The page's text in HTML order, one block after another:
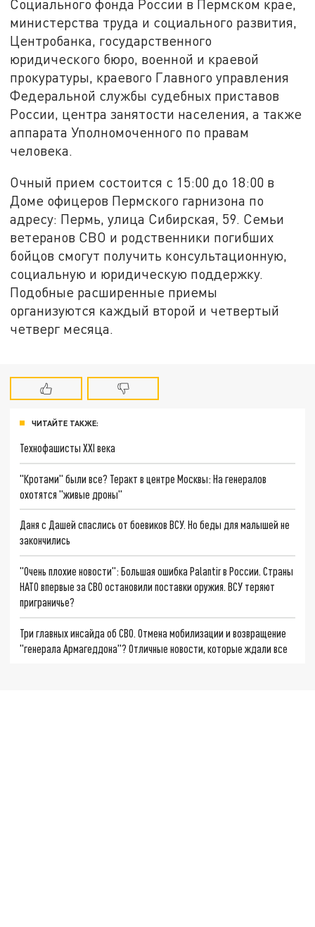
Социального фонда России в Пермском крае,
министерства труда и социального развития,
Центробанка, государственного
юридического бюро, военной и краевой
прокуратуры, краевого Главного управления
Федеральной службы судебных приставов
России, центра занятости населения, а также
аппарата Уполномоченного по правам
человека.
Очный прием состоится с 15:00 до 18:00 в
Доме офицеров Пермского гарнизона по
адресу: Пермь, улица Сибирская, 59. Семьи
ветеранов СВО и родственники погибших
бойцов смогут получить консультационную,
социальную и юридическую поддержку.
Подобные расширенные приемы
организуются каждый второй и четвертый
четверг месяца.
ЧИТАЙТЕ ТАКЖЕ:
Технофашисты XXI века
"Кротами" были все? Теракт в центре Москвы: На генералов
охотятся "живые дроны"
Даня с Дашей спаслись от боевиков ВСУ. Но беды для малышей не
закончились
"Очень плохие новости": Большая ошибка Palantir в России. Страны
НАТО впервые за СВО остановили поставки оружия. ВСУ теряют
приграничье?
Три главных инсайда об СВО. Отмена мобилизации и возвращение
"генерала Армагеддона"? Отличные новости, которые ждали все